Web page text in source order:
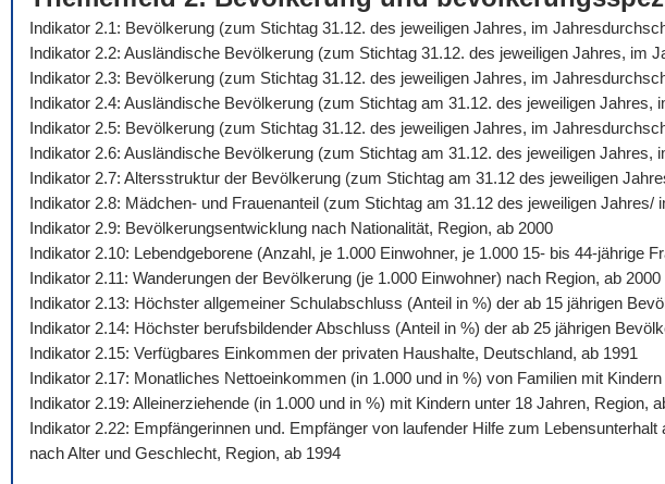
Indikator 2.1: Bevölkerung (zum Stichtag 31.12. des jeweiligen Jahres, im
Indikator 2.2: Ausländische Bevölkerung (zum Stichtag 31.12. des jeweiligen Jahres, im
Indikator 2.3: Bevölkerung (zum Stichtag 31.12. des jeweiligen Jahres, im
Indikator 2.4: Ausländische Bevölkerung (zum Stichtag am 31.12. des jeweiligen
Indikator 2.5: Bevölkerung (zum Stichtag 31.12. des jeweiligen Jahres, im
Indikator 2.6: Ausländische Bevölkerung (zum Stichtag am 31.12. des jeweiligen
Indikator 2.7: Altersstruktur der Bevölkerung (zum Stichtag am 31.12 des jeweiligen
Indikator 2.8: Mädchen- und Frauenanteil (zum Stichtag am 31.12 des jeweiligen
Indikator 2.9: Bevölkerungsentwicklung nach Nationalität, Region, ab 2000
Indikator 2.10: Lebendgeborene (Anzahl, je 1.000 Einwohner, je 1.000 15- bis 44-jährige
Indikator 2.11: Wanderungen der Bevölkerung (je 1.000 Einwohner) nach Region, ab 2000
Indikator 2.13: Höchster allgemeiner Schulabschluss (Anteil in %) der ab 15 jährigen
Indikator 2.14: Höchster berufsbildender Abschluss (Anteil in %) der ab 25 jährigen
Indikator 2.15: Verfügbares Einkommen der privaten Haushalte, Deutschland, ab 1991
Indikator 2.17: Monatliches Nettoeinkommen (in 1.000 und in %) von Familien mit
Indikator 2.19: Alleinerziehende (in 1.000 und in %) mit Kindern unter 18 Jahren, Region,
Indikator 2.22: Empfängerinnen und. Empfänger von laufender Hilfe zum
nach Alter und Geschlecht, Region, ab 1994